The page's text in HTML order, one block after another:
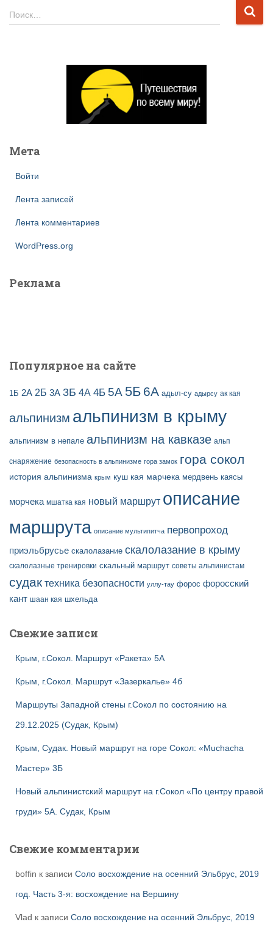
Н
а
Поиск…
Мета
Войти
Лента записей
Лента комментариев
WordPress.org
Реклама
Популярное на сайте
1Б 2А 2Б 3А 3Б 4А 4Б 5А 5Б 6А адыл-су адырсу ак кая
альпинизм альпинизм в крыму
альпинизм в непале альпинизм на кавказе альп
снаряжение безопасность в альпинизме гора замок гора сокол
история альпинизма крым куш кая марчека мердвень каясы
морчека мшатка кая новый маршрут описание
маршрута описание мультипитча первопроход
приэльбрусье скалолазание скалолазание в крыму
скалолазные тренировки скальный маршрут советы альпинистам
судак техника безопасности уллу-тау форос форосский
кант шаан кая шхельда
Свежие записи
Крым, г.Сокол. Маршрут «Ракета» 5А
Крым, г.Сокол. Маршрут «Зазеркалье» 4б
Маршруты Западной стены г.Сокол по состоянию на
29.12.2025 (Судак, Крым)
Крым, Судак. Новый маршрут на горе Сокол: «Muchacha
Мастер» 3Б
Новый альпинистский маршрут на г.Сокол «По центру правой
груди» 5А. Судак, Крым
Свежие комментарии
boffin к записи Соло восхождение на осенний Эльбрус, 2019
год. Часть 3-я: восхождение на Вершину
Vlad к записи Соло восхождение на осенний Эльбрус, 2019